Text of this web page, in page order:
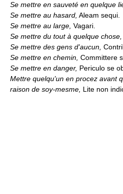
Se mettre en sauveté en quelque
Se mettre au hasard, Aleam sequi.
Se mettre au large, Vagari.
Se mettre du tout à quelque chose,
Se mettre des gens d'aucun,
Se mettre en chemin, Committere
Se mettre en danger, Periculo se
Mettre quelqu'un en procez avant
raison de soy-mesme, Lite non